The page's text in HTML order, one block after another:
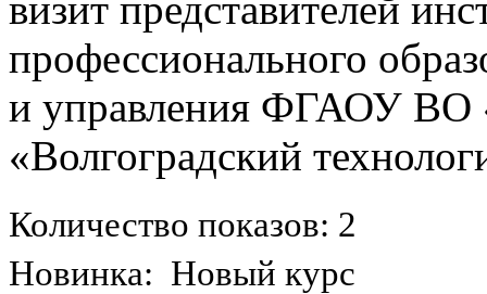
профессионального
и управления ФГАОУ
«Волгоградский
Количество показов: 2
Новинка: Новый курс